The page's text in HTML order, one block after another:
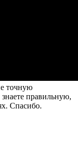
точную
правильную,
Спасибо.